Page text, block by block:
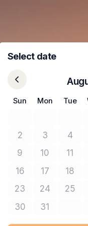
Select date
Sun Mon Tue
2No tickets available
3No tickets
4No
9No tickets available
10No tickets
11No
16No tickets available
17No tickets
18No
23No tickets available
24No tickets
25No
30No tickets available
31No tickets